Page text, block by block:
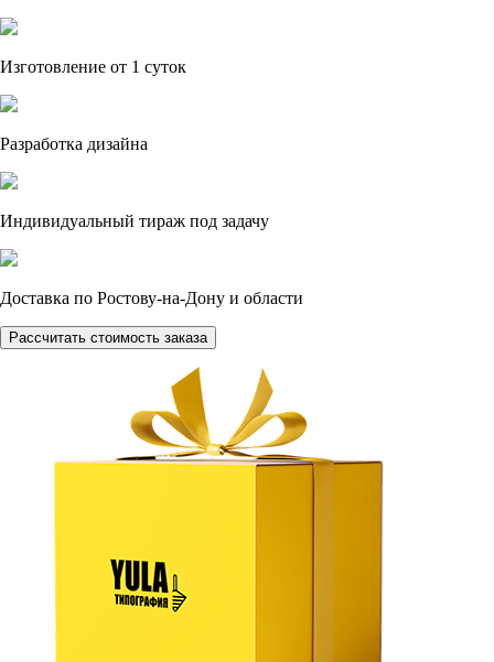
Изготовление от 1 суток
Разработка дизайна
Индивидуальный тираж под задачу
Доставка по Ростову-на-Дону и области
Рассчитать стоимость заказа